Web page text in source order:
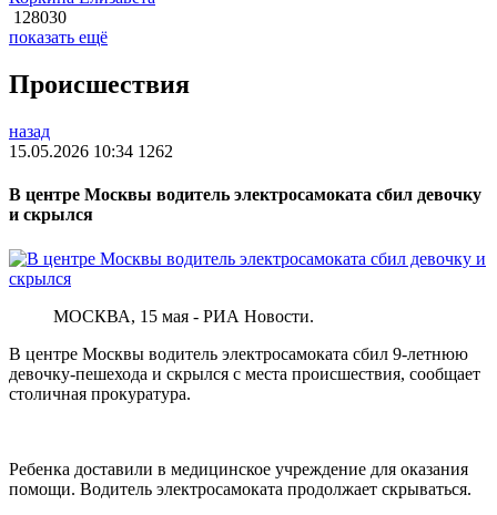
128030
показать ещё
Происшествия
назад
15.05.2026 10:34 1262
В центре Москвы водитель электросамоката сбил девочку
и скрылся
МОСКВА, 15 мая - РИА Новости.
В центре Москвы водитель электросамоката сбил 9-летнюю
девочку-пешехода и скрылся с места происшествия, сообщает
столичная прокуратура.
Ребенка доставили в медицинское учреждение для оказания
помощи. Водитель электросамоката продолжает скрываться.